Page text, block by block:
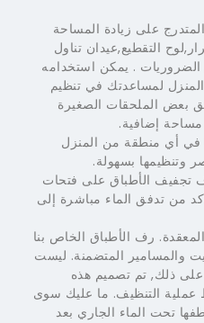
على زيادة المساحة
تناول
. يمكن استخدامه
لمساعدتك في تنظيم
الصغيرة
من المنزل
بسهولة.
الأطباق على فتحات
الماء مباشرة إلى
رف الأطباق الخاص بنا
المتضمنة. ليست
تم تصميم هذه
التنظيف. ما عليك سوى
الماء الجاري بعد